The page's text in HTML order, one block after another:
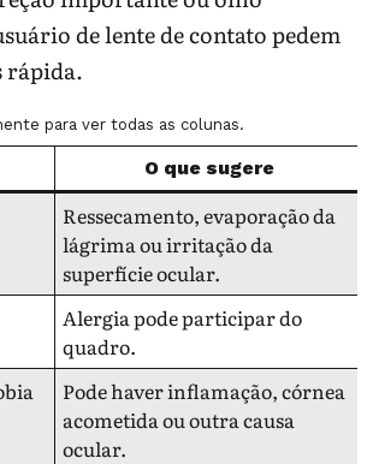
de lente de contato pedem
rápida.
para ver todas as colunas.
O que sugere
Ressecamento, evaporação da
lágrima ou irritação da
superfície ocular.
Alergia pode participar do
quadro.
Pode haver inflamação, córnea
acometida ou outra causa
ocular.